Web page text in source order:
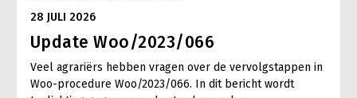
28 JULI 2026
Update Woo/2023/066
Veel agrariërs hebben vragen over de vervolgstappen in
Woo-procedure Woo/2023/066. In dit bericht wordt